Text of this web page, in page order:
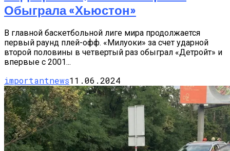
Обыграла «Хьюстон»
В главной баскетбольной лиге мира продолжается
первый раунд плей-офф. «Милуоки» за счет ударной
второй половины в четвертый раз обыграл «Детройт» и
впервые с 2001...
importantnews11.06.2024